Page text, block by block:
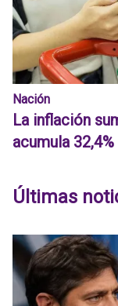
Nación
La inflación
acumula
Últimas